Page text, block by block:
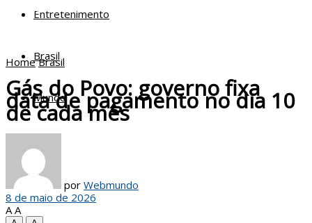
Entretenimento
Brasil
Mundo
View All Result
Home Brasil
Gás do Povo: governo fixa
data de pagamento no dia 10
de cada mês
por Webmundo
8 de maio de 2026
A A